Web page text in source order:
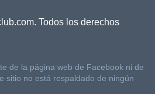
Todos los derechos
de la página web de Facebook ni de
sitio no está respaldado de ningún